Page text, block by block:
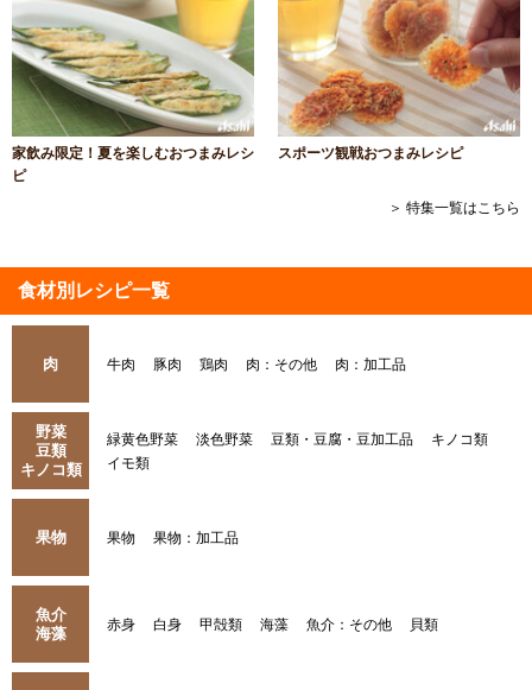
家飲み限定！夏を楽しむおつまみレシ
ピ
スポーツ観戦おつまみレシピ
＞ 特集一覧はこちら
食材別レシピ一覧
肉 牛肉 豚肉 鶏肉 肉：その他 肉：加工品
野菜
豆類
キノコ類
緑黄色野菜 淡色野菜 豆類・豆腐・豆加工品
キノコ類
イモ類
果物 果物 果物：加工品
魚介
海藻
赤身 白身 甲殻類 海藻 魚介：その他 貝類